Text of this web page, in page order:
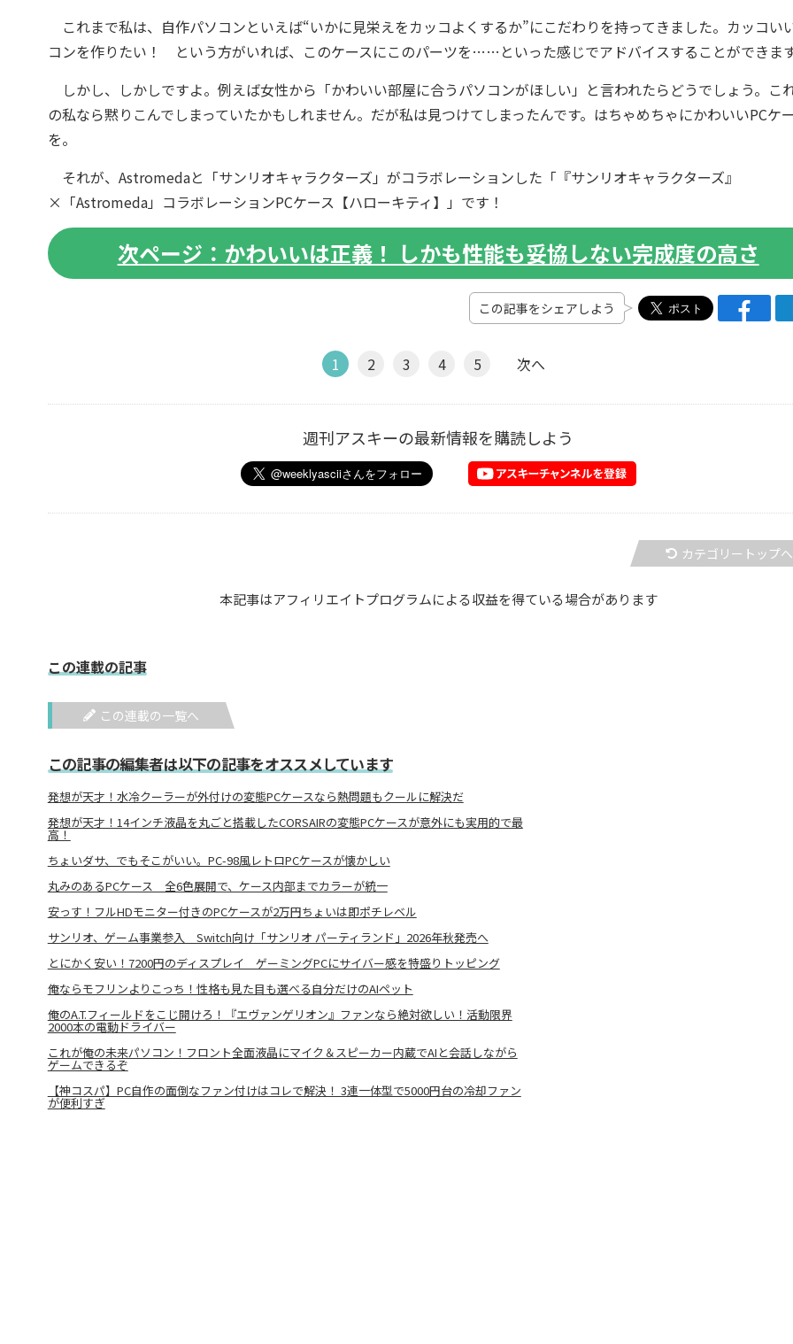
これまで私は、自作パソコンといえば“いかに見栄えをカッコよくするか”にこだわりを持ってきました。カッコい
コンを作りたい！ という方がいれば、このケースにこのパーツを……といった感じでアドバイスすることができます
しかし、しかしですよ。例えば女性から「かわいい部屋に合うパソコンがほしい」と言われたらどうでしょう。こ
の私なら黙りこんでしまっていたかもしれません。だが私は見つけてしまったんです。はちゃめちゃにかわいいPCケ
を。
それが、Astromedaと「サンリオキャラクターズ」がコラボレーションした「『サンリオキャラクターズ』
×「Astromeda」コラボレーションPCケース【ハローキティ】」です！
次ページ：かわいいは正義！ しかも性能も妥協しない完成度の高さ
この記事をシェアしよう
1 2 3 4 5 次へ
週刊アスキーの最新情報を購読しよう
カテゴリートップへ
本記事はアフィリエイトプログラムによる収益を得ている場合があります
この連載の記事
この連載の一覧へ
この記事の編集者は以下の記事をオススメしています
発想が天才！水冷クーラーが外付けの変態PCケースなら熱問題もクールに解決だ
発想が天才！14インチ液晶を丸ごと搭載したCORSAIRの変態PCケースが意外にも実用的で最
高！
ちょいダサ、でもそこがいい。PC-98風レトロPCケースが懐かしい
丸みのあるPCケース 全6色展開で、ケース内部までカラーが統一
安っす！フルHDモニター付きのPCケースが2万円ちょいは即ポチレベル
サンリオ、ゲーム事業参入 Switch向け「サンリオ パーティランド」2026年秋発売へ
とにかく安い！7200円のディスプレイ ゲーミングPCにサイバー感を特盛りトッピング
俺ならモフリンよりこっち！性格も見た目も選べる自分だけのAIペット
俺のA.T.フィールドをこじ開けろ！『エヴァンゲリオン』ファンなら絶対欲しい！活動限界
2000本の電動ドライバー
これが俺の未来パソコン！フロント全面液晶にマイク＆スピーカー内蔵でAIと会話しながら
ゲームできるぞ
【神コスパ】PC自作の面倒なファン付けはコレで解決！ 3連一体型で5000円台の冷却ファン
が便利すぎ